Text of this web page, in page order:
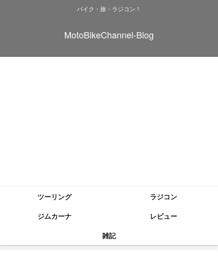
バイク・旅・ラジコン！
MotoBikeChannel-Blog
ツーリング
ラジコン
ジムカーナ
レビュー
雑記